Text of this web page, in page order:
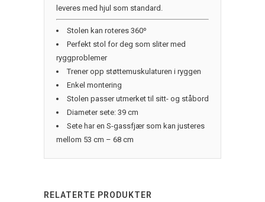
leveres med hjul som standard.
Stolen kan roteres 360º
Perfekt stol for deg som sliter med
ryggproblemer
Trener opp støttemuskulaturen i ryggen
Enkel montering
Stolen passer utmerket til sitt- og ståbord
Diameter sete: 39 cm
Sete har en S-gassfjær som kan justeres
mellom 53 cm – 68 cm
RELATERTE PRODUKTER